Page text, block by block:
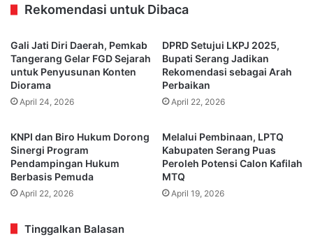
Rekomendasi untuk Dibaca
Gali Jati Diri Daerah, Pemkab
Tangerang Gelar FGD Sejarah
untuk Penyusunan Konten
Diorama
April 24, 2026
DPRD Setujui LKPJ 2025,
Bupati Serang Jadikan
Rekomendasi sebagai Arah
Perbaikan
April 22, 2026
KNPI dan Biro Hukum Dorong
Sinergi Program
Pendampingan Hukum
Berbasis Pemuda
April 22, 2026
Melalui Pembinaan, LPTQ
Kabupaten Serang Puas
Peroleh Potensi Calon Kafilah
MTQ
April 19, 2026
Tinggalkan Balasan